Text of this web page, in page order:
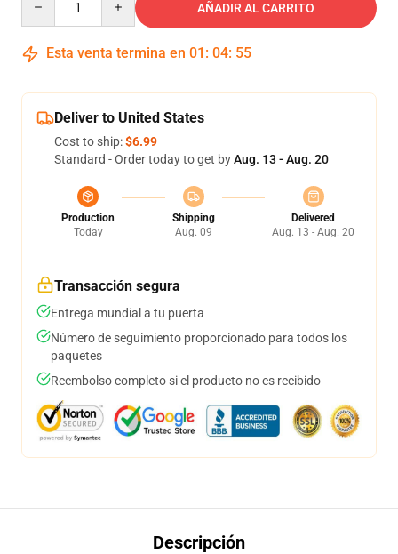
AÑADIR AL CARRITO
Esta venta termina en 01 : 04: 54
Deliver to United States
Cost to ship:$6.99
Standard - Order today to get byAug. 13 - Aug. 20
Production
Today
Shipping
Aug. 09
Delivered
Aug. 13 - Aug. 20
Transacción segura
Entrega mundial a tu puerta
Número de seguimiento proporcionado para todos los
paquetes
Reembolso completo si el producto no es recibido
Descripción